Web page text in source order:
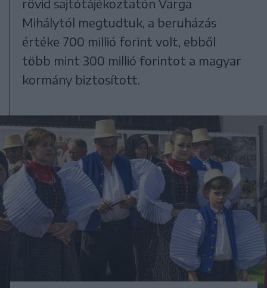
rövid sajtótájékoztatón Varga
Mihálytól megtudtuk, a beruházás
értéke 700 millió forint volt, ebből
több mint 300 millió forintot a magyar
kormány biztosított.